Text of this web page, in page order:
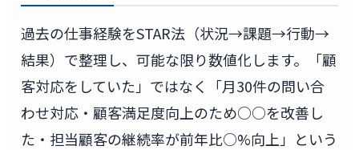
過去の仕事経験をSTAR法（状況→課題→行動→
結果）で整理し、可能な限り数値化します。「顧
客対応をしていた」ではなく「月30件の問い合
わせ対応・顧客満足度向上のため○○を改善し
た・担当顧客の継続率が前年比○%向上」という